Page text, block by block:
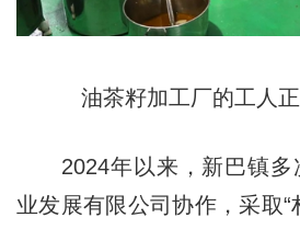
油茶籽加工厂的工人
2024年以来，新巴镇多
业发展有限公司协作，采取